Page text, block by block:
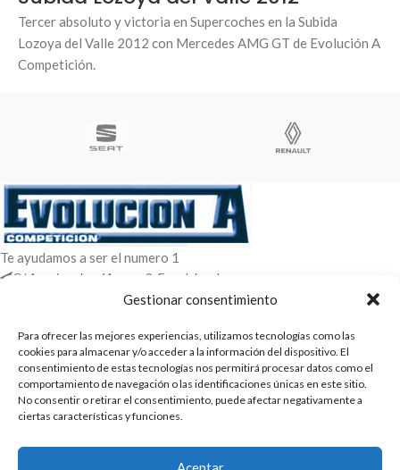
Gestionar consentimiento
Para ofrecer las mejores experiencias, utilizamos tecnologías como las
cookies para almacenar y/o acceder a la información del dispositivo. El
consentimiento de estas tecnologías nos permitirá procesar datos como el
comportamiento de navegación o las identificaciones únicas en este sitio.
No consentir o retirar el consentimiento, puede afectar negativamente a
ciertas características y funciones.
Tercer absoluto y victoria en Supercoches en la Subida
Lozoya del Valle 2012 con Mercedes AMG GT de Evolución A
Competición.
Te ayudamos a ser el numero 1
C/ Arquimedes 61 nave 2. Fuenlabrada
WhatsApp +34 670604426
ENTRADAS RECIENTES
POLÍTICAS